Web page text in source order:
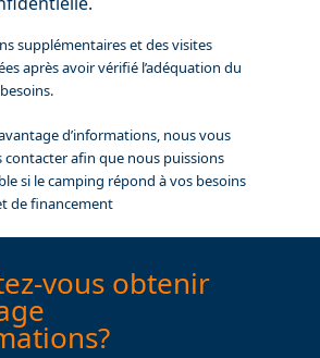
supplémentaires et des visites
après avoir vérifié l’adéquation du
d’informations, nous vous
contacter afin que nous puissions
si le camping répond à vos besoins
de financement
vous obtenir